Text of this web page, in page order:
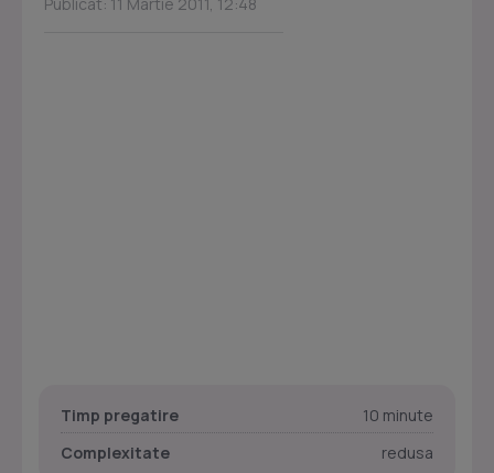
Timp pregatire
10 minute
Complexitate
redusa